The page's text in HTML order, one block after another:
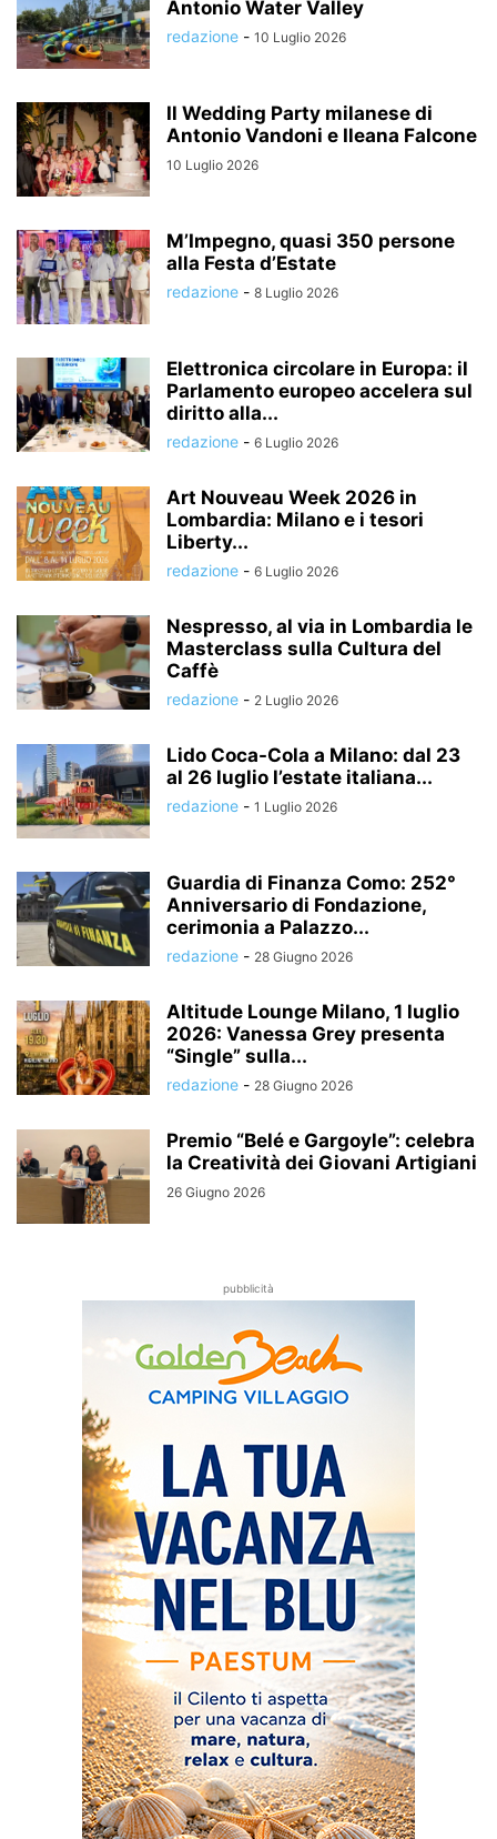
Antonio Water Valley
redazione - 10 Luglio 2026
Il Wedding Party milanese di
Antonio Vandoni e Ileana Falcone
10 Luglio 2026
M’Impegno, quasi 350 persone
alla Festa d’Estate
redazione - 8 Luglio 2026
Elettronica circolare in Europa: il
Parlamento europeo accelera sul
diritto alla...
redazione - 6 Luglio 2026
Art Nouveau Week 2026 in
Lombardia: Milano e i tesori
Liberty...
redazione - 6 Luglio 2026
Nespresso, al via in Lombardia le
Masterclass sulla Cultura del
Caffè
redazione - 2 Luglio 2026
Lido Coca-Cola a Milano: dal 23
al 26 luglio l’estate italiana...
redazione - 1 Luglio 2026
Guardia di Finanza Como: 252°
Anniversario di Fondazione,
cerimonia a Palazzo...
redazione - 28 Giugno 2026
Altitude Lounge Milano, 1 luglio
2026: Vanessa Grey presenta
“Single” sulla...
redazione - 28 Giugno 2026
Premio “Belé e Gargoyle”: celebra
la Creatività dei Giovani Artigiani
26 Giugno 2026
pubblicità